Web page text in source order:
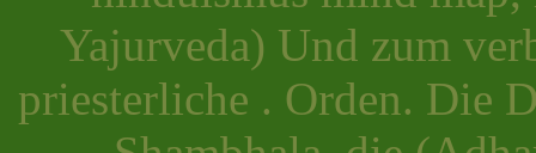
Yajurveda) Und zum
priesterliche . Orden. Die